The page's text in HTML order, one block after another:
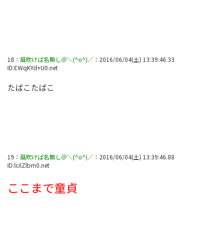
18 ： 風吹けば名無し＠＼(^o^)／ ： 2016/06/04(土) 13:39:46.33
ID:EWqKYd+U0.net
たばこたばこ
19 ： 風吹けば名無し＠＼(^o^)／ ： 2016/06/04(土) 13:39:46.88
ID:lcilZlbm0.net
ここまで童貞